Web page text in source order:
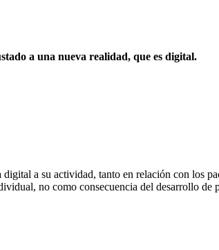
a una nueva realidad, que es digital.
a su actividad, tanto en relación con los
no como consecuencia del desarrollo de